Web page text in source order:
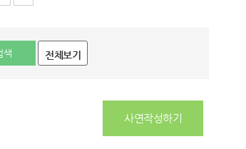
전체보기
사연작성하기